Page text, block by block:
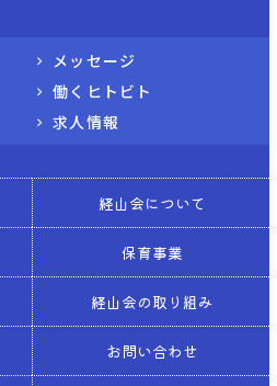
メッセージ
働くヒトビト
求人情報
経山会について
保育事業
経山会の取り組み
お問い合わせ